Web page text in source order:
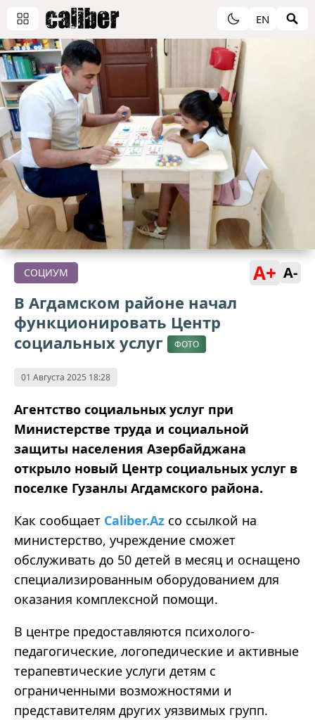
EN
СОЦИУМ A+ A-
В Агдамском районе начал
функционировать Центр
социальных услуг
ФОТО
01 Августа 2025 18:28
Агентство социальных услуг при
Министерстве труда и социальной
защиты населения Азербайджана
открыло новый Центр социальных услуг в
поселке Гузанлы Агдамского района.
Как сообщает Caliber.Az со ссылкой на
министерство, учреждение сможет
обслуживать до 50 детей в месяц и оснащено
специализированным оборудованием для
оказания комплексной помощи.
В центре предоставляются психолого-
педагогические, логопедические и активные
терапевтические услуги детям с
ограниченными возможностями и
представителям других уязвимых групп.